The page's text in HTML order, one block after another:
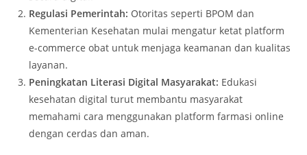
Regulasi Pemerintah: Otoritas seperti BPOM dan
Kementerian Kesehatan mulai mengatur ketat platform
e-commerce obat untuk menjaga keamanan dan kualitas
layanan.
Peningkatan Literasi Digital Masyarakat: Edukasi
kesehatan digital turut membantu masyarakat
memahami cara menggunakan platform farmasi online
dengan cerdas dan aman.